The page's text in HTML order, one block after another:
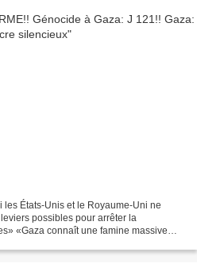
États-Unis et le Royaume-Uni ne
possibles pour arrêter la
«Gaza connaît une famine massive